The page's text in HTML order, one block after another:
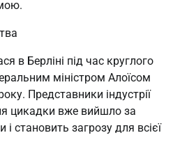
в Берліні під час круглого
міністром Алоїсом
Представники індустрії
цикадки вже вийшло за
становить загрозу для всієї